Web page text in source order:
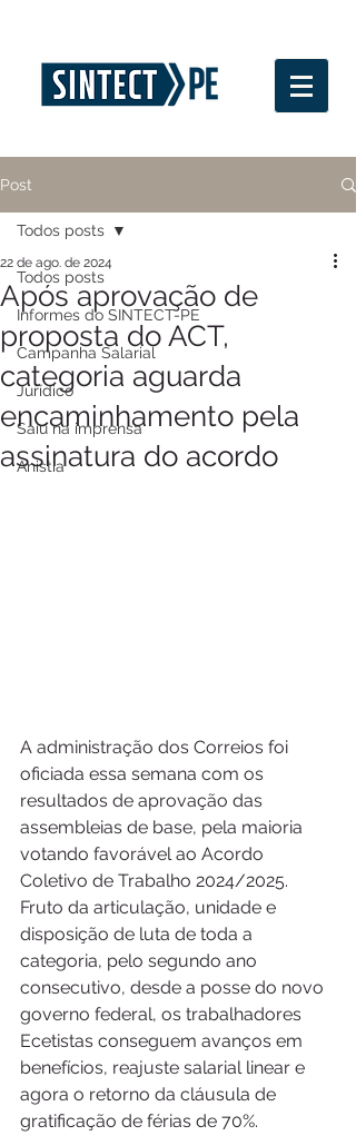
Post
Todos posts
Informes do SINTECT-PE
Campanha Salarial
Jurídico
Saiu na imprensa
Anistia
Todos posts
Após aprovação de
proposta do ACT,
categoria aguarda
encaminhamento pela
assinatura do acordo
22 de ago. de 2024
A administração dos Correios foi
oficiada essa semana com os
resultados de aprovação das
assembleias de base, pela maioria
votando favorável ao Acordo
Coletivo de Trabalho 2024/2025.
Fruto da articulação, unidade e
disposição de luta de toda a
categoria, pelo segundo ano
consecutivo, desde a posse do novo
governo federal, os trabalhadores
Ecetistas conseguem avanços em
benefícios, reajuste salarial linear e
agora o retorno da cláusula de
gratificação de férias de 70%.